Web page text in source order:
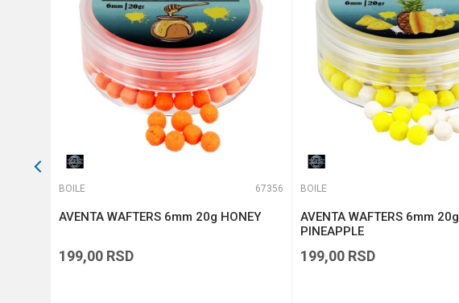
BOILE 67356
AVENTA WAFTERS 6mm 20g HONEY
199,00 RSD
BOILE
AVENTA WAFTERS 6mm 20g
PINEAPPLE
199,00 RSD